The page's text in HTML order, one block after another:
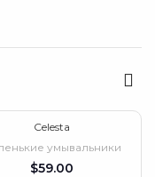
Celesta
умывальники
$